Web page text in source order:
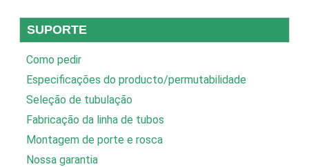
SUPORTE
Como pedir
Especificações do producto/permutabilidade
Seleção de tubulação
Fabricação da linha de tubos
Montagem de porte e rosca
Nossa garantia